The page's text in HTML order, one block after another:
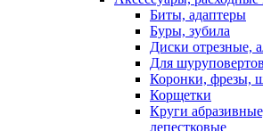
Биты, адаптеры
Буры, зубила
Диски отрезные,
Для
Коронки, фрезы,
Корщетки
Круги
лепестковые